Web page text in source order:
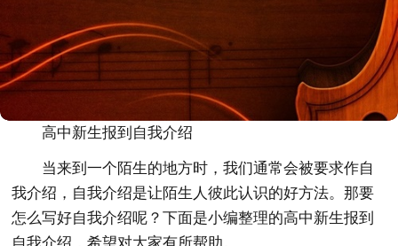
高中新生报到自我介绍
当来到一个陌生的地方时，我们通常会被要求作自
我介绍，自我介绍是让陌生人彼此认识的好方法。那要
怎么写好自我介绍呢？下面是小编整理的高中新生报到